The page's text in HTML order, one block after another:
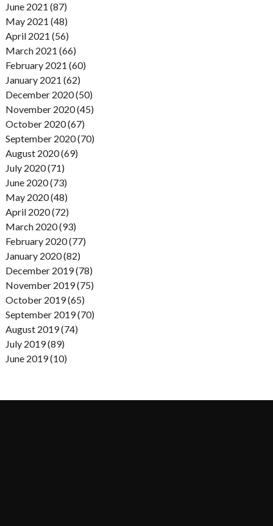
June 2021 (87)
May 2021 (48)
April 2021 (56)
March 2021 (66)
February 2021 (60)
January 2021 (62)
December 2020 (50)
November 2020 (45)
October 2020 (67)
September 2020 (70)
August 2020 (69)
July 2020 (71)
June 2020 (73)
May 2020 (48)
April 2020 (72)
March 2020 (93)
February 2020 (77)
January 2020 (82)
December 2019 (78)
November 2019 (75)
October 2019 (65)
September 2019 (70)
August 2019 (74)
July 2019 (89)
June 2019 (10)